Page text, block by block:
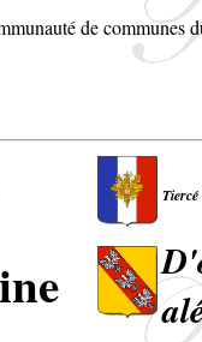
de communes